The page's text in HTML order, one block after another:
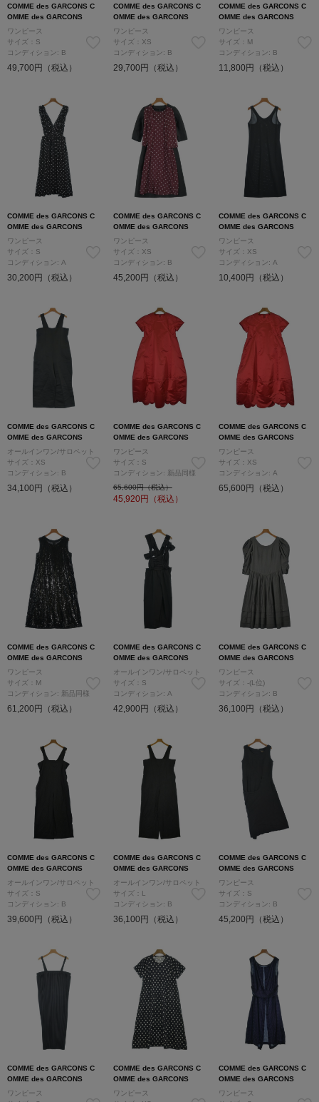
COMME des GARCONS C
OMME des GARCONS
ワンピース
サイズ：S
コンディション: B
49,700円（税込）
COMME des GARCONS C
OMME des GARCONS
ワンピース
サイズ：XS
コンディション: B
29,700円（税込）
COMME des GARCONS C
OMME des GARCONS
ワンピース
サイズ：M
コンディション: B
11,800円（税込）
COMME des GARCONS C
OMME des GARCONS
ワンピース
サイズ：S
コンディション: A
30,200円（税込）
COMME des GARCONS C
OMME des GARCONS
ワンピース
サイズ：XS
コンディション: B
45,200円（税込）
COMME des GARCONS C
OMME des GARCONS
ワンピース
サイズ：XS
コンディション: A
10,400円（税込）
COMME des GARCONS C
OMME des GARCONS
オールインワン/サロペット
サイズ：XS
コンディション: B
34,100円（税込）
COMME des GARCONS C
OMME des GARCONS
ワンピース
サイズ：S
コンディション: 新品同様
65,600円（税込）
45,920円（税込）
COMME des GARCONS C
OMME des GARCONS
ワンピース
サイズ：XS
コンディション: A
65,600円（税込）
COMME des GARCONS C
OMME des GARCONS
ワンピース
サイズ：M
コンディション: 新品同様
61,200円（税込）
COMME des GARCONS C
OMME des GARCONS
オールインワン/サロペット
サイズ：S
コンディション: A
42,900円（税込）
COMME des GARCONS C
OMME des GARCONS
ワンピース
サイズ：-(L位)
コンディション: B
36,100円（税込）
COMME des GARCONS C
OMME des GARCONS
オールインワン/サロペット
サイズ：S
コンディション: B
39,600円（税込）
COMME des GARCONS C
OMME des GARCONS
オールインワン/サロペット
サイズ：L
コンディション: B
36,100円（税込）
COMME des GARCONS C
OMME des GARCONS
ワンピース
サイズ：S
コンディション: B
45,200円（税込）
COMME des GARCONS C
OMME des GARCONS
ワンピース
COMME des GARCONS C
OMME des GARCONS
ワンピース
COMME des GARCONS C
OMME des GARCONS
ワンピース